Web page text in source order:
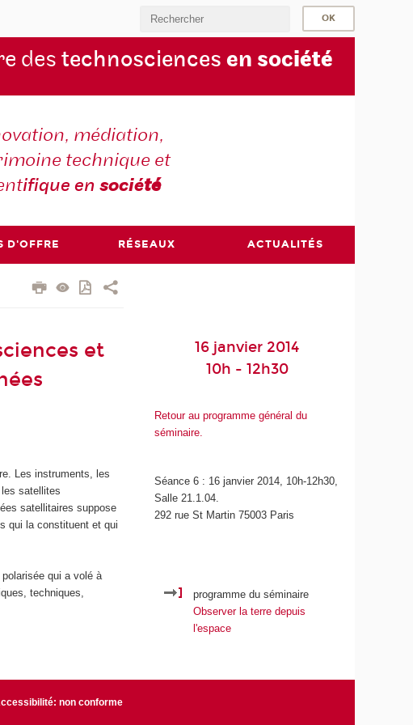
destechnosciences en société
médiation,
technique et
ifique ensociété
D'OFFRE RÉSEAUX ACTUALITÉS
et
Les instruments, les
satellites
satellitaires suppose
qui la constituent et qui
qui a volé à
techniques,
16 janvier 2014
10h - 12h30
Retour au programme général du
séminaire.
Séance 6 : 16 janvier 2014, 10h-12h30,
Salle 21.1.04.
292 rue St Martin 75003 Paris
programme du séminaire
Observer la terre depuis
l'espace
non conforme